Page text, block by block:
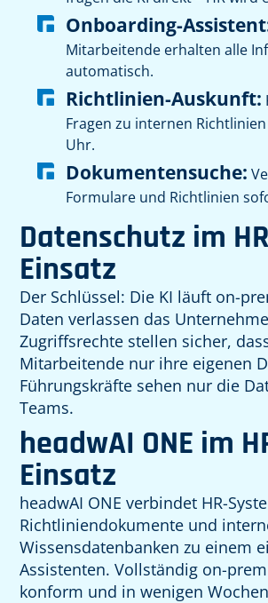
Onboarding-
Mitarbeitende erhalten alle
automatisch.
Richtlinien-Auskunft:
Fragen zu internen
Uhr.
Dokumentensuche:
Formulare und Richtlinien
Datenschutz im
Einsatz
Der Schlüssel: Die KI läuft on-
Daten verlassen das
Zugriffsrechte stellen sicher,
Mitarbeitende nur ihre eigenen
Führungskräfte sehen nur die
Teams.
headwAI ONE im
Einsatz
headwAI ONE verbindet HR-
Richtliniendokumente und
Wissensdatenbanken zu einem
Assistenten. Vollständig on-
konform und in wenigen